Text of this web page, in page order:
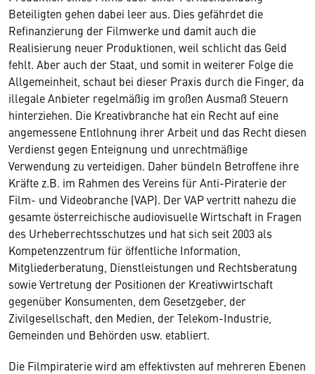
Beteiligten gehen dabei leer aus. Dies gefährdet die
Refinanzierung der Filmwerke und damit auch die
Realisierung neuer Produktionen, weil schlicht das Geld
fehlt. Aber auch der Staat, und somit in weiterer Folge die
Allgemeinheit, schaut bei dieser Praxis durch die Finger, da
illegale Anbieter regelmäßig im großen Ausmaß Steuern
hinterziehen. Die Kreativbranche hat ein Recht auf eine
angemessene Entlohnung ihrer Arbeit und das Recht diesen
Verdienst gegen Enteignung und unrechtmäßige
Verwendung zu verteidigen. Daher bündeln Betroffene ihre
Kräfte z.B. im Rahmen des Vereins für Anti-Piraterie der
Film- und Videobranche (VAP). Der VAP vertritt nahezu die
gesamte österreichische audiovisuelle Wirtschaft in Fragen
des Urheberrechtsschutzes und hat sich seit 2003 als
Kompetenzzentrum für öffentliche Information,
Mitgliederberatung, Dienstleistungen und Rechtsberatung
sowie Vertretung der Positionen der Kreativwirtschaft
gegenüber Konsumenten, dem Gesetzgeber, der
Zivilgesellschaft, den Medien, der Telekom-Industrie,
Gemeinden und Behörden usw. etabliert.
Die Filmpiraterie wird am effektivsten auf mehreren Ebenen